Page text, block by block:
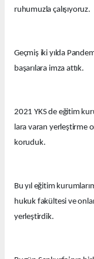
ruhumuzla çalışıyoruz.
Geçmiş iki yılda
başarılara imza attık.
2021 YKS de eğitim
lara varan yerleştirme
koruduk.
Bu yıl eğitim
hukuk fakültesi ve
yerleştirdik.